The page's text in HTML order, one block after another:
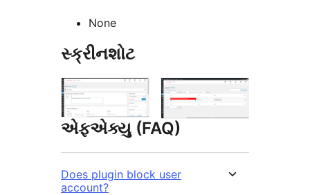
None
સ્ક્રીનશોટ
એફએક્યુ (FAQ)
Does plugin block user
account?